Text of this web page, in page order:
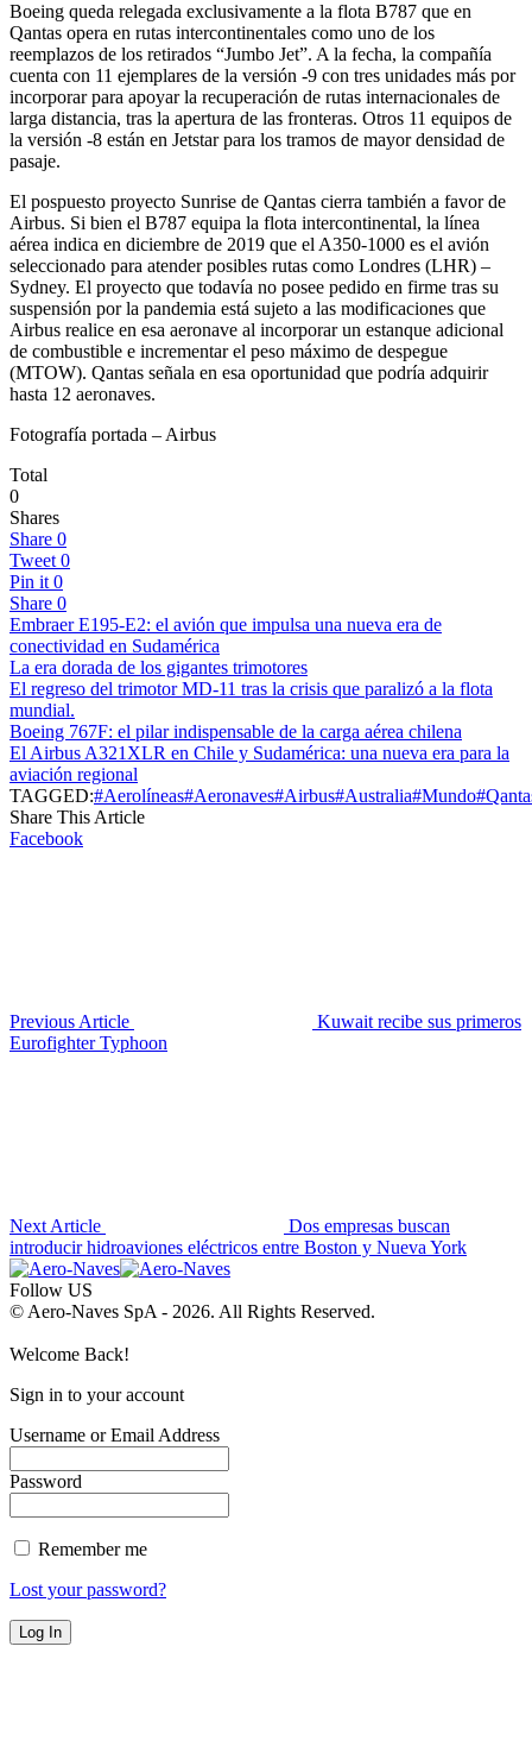
Boeing queda relegada exclusivamente a la flota B787 que en
Qantas opera en rutas intercontinentales como uno de los
reemplazos de los retirados “Jumbo Jet”. A la fecha, la compañía
cuenta con 11 ejemplares de la versión -9 con tres unidades más por
incorporar para apoyar la recuperación de rutas internacionales de
larga distancia, tras la apertura de las fronteras. Otros 11 equipos de
la versión -8 están en Jetstar para los tramos de mayor densidad de
pasaje.
El pospuesto proyecto Sunrise de Qantas cierra también a favor de
Airbus. Si bien el B787 equipa la flota intercontinental, la línea
aérea indica en diciembre de 2019 que el A350-1000 es el avión
seleccionado para atender posibles rutas como Londres (LHR) –
Sydney. El proyecto que todavía no posee pedido en firme tras su
suspensión por la pandemia está sujeto a las modificaciones que
Airbus realice en esa aeronave al incorporar un estanque adicional
de combustible e incrementar el peso máximo de despegue
(MTOW). Qantas señala en esa oportunidad que podría adquirir
hasta 12 aeronaves.
Fotografía portada – Airbus
Total
0
Shares
Share 0
Tweet 0
Pin it 0
Share 0
Embraer E195-E2: el avión que impulsa una nueva era de
conectividad en Sudamérica
La era dorada de los gigantes trimotores
El regreso del trimotor MD-11 tras la crisis que paralizó a la flota
mundial.
Boeing 767F: el pilar indispensable de la carga aérea chilena
El Airbus A321XLR en Chile y Sudamérica: una nueva era para la
aviación regional
TAGGED:#Aerolíneas#Aeronaves#Airbus#Australia#Mundo
Share This Article
Facebook
Previous Article
Kuwait recibe sus primeros
Eurofighter Typhoon
Next Article
Dos empresas buscan
introducir hidroaviones eléctricos entre Boston y Nueva York
Follow US
© Aero-Naves SpA - 2026. All Rights Reserved.
Welcome Back!
Sign in to your account
Username or Email Address
Password
Remember me
Lost your password?